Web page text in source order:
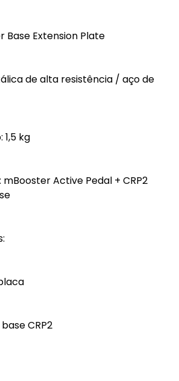
Base Extension Plate
de alta resistência / aço de
kg
Active Pedal + CRP2
CRP2